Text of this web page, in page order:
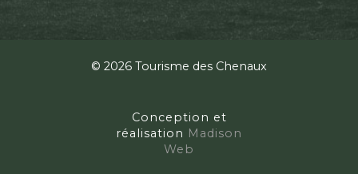
© 2026 Tourisme des Chenaux
Conception et
réalisation Madison
Web